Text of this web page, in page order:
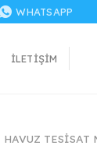
WHATSAPP
İLETIŞIM
HAVUZ TESISAT